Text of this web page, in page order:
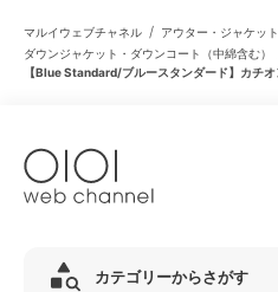
マルイウェブチャネル / アウター・ジャケッ
ダウンジャケット・ダウンコート（中綿含む）
【Blue Standard/ブルースタンダード】カチ
カテゴリーからさがす